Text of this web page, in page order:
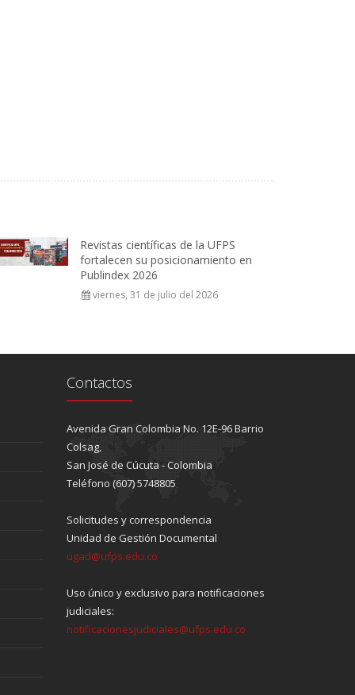
Revistas científicas de la UFPS
fortalecen su posicionamiento en
Publindex 2026
viernes, 31 de julio del 2026
Contactos
Avenida Gran Colombia No. 12E-96 Barrio
Colsag,
San José de Cúcuta - Colombia
Teléfono (607) 5748805
Solicitudes y correspondencia
Unidad de Gestión Documental
ugad@ufps.edu.co
Uso único y exclusivo para notificaciones
judiciales:
notificacionesjudiciales@ufps.edu.co